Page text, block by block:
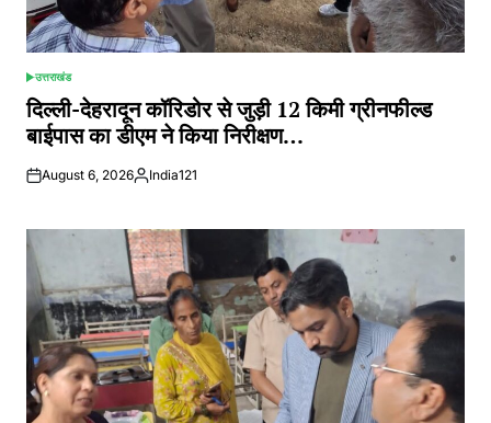
POSTED
IN
उत्तराखंड
दिल्ली-देहरादून कॉरिडोर से जुड़ी 12 किमी ग्रीनफील्ड
बाईपास का डीएम ने किया निरीक्षण…
August 6, 2026Posted
India121